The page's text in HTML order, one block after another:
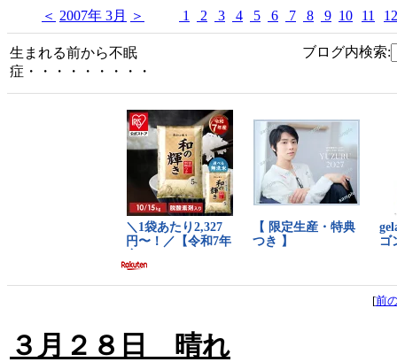
＜ 2007年 3月 ＞ 1 2 3 4 5 6 7 8 9 10 11 12
生まれる前から不眠
症・・・・・・・・・
ブログ内検索:
[前
３月２８日 晴れ